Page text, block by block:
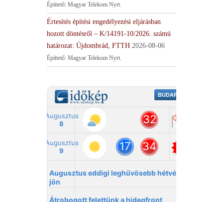
Építtető: Magyar Telekom Nyrt.
Értesítés építési engedélyezési eljárásban
hozott döntésről – K/14191-10/2026. számú
határozat: Újdombrád, FTTH 2026-08-06
Építtető: Magyar Telekom Nyrt.